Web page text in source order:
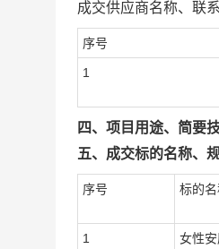
成交供应商名称、联
序号
1
四、项目用途、简要
五、成交标的名称、
序号 标的
1 女性